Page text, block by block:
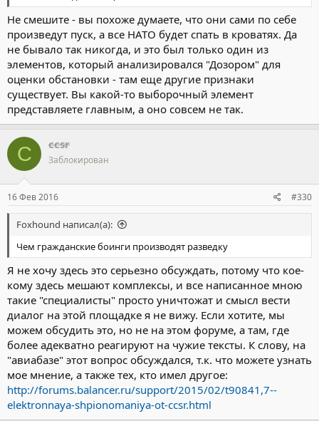
Не смешите - вы похоже думаете, что они сами по себе
произведут пуск, а все НАТО будет спать в кроватях. Да
не бывало так никогда, и это был только один из
элементов, который анализировался "Дозором" для
оценки обстановки - там еще другие признаки
существует. Вы какой-то выборочный элемент
представляете главным, а оно совсем не так.
C ccsr
Заблокирован
16 Фев 2016 #330
Foxhound написал(а):
Чем гражданские боинги производят разведку
Я не хочу здесь это серьезно обсуждать, потому что кое-
кому здесь мешают комплексы, и все написанное мною
такие "специалисты" просто уничтожат и смысл вести
диалог на этой площадке я не вижу. Если хотите, мы
можем обсудить это, но не на этом форуме, а там, где
более адекватно реагируют на чужие тексты. К слову, на
"авиабазе" этот вопрос обсуждался, т.к. что можете узнать
мое мнение, а также тех, кто имел другое:
http://forums.balancer.ru/support/2015/02/t90841,7--
elektronnaya-shpionomaniya-ot-ccsr.html